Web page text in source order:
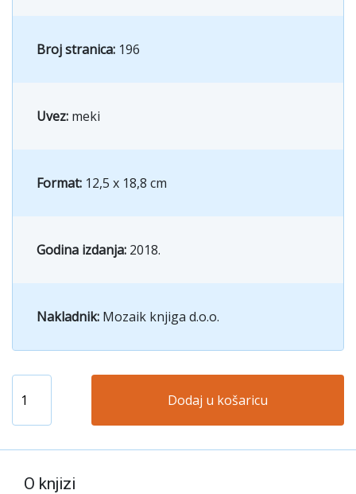
Broj stranica: 196
Uvez: meki
Format: 12,5 x 18,8 cm
Godina izdanja: 2018.
Nakladnik: Mozaik knjiga d.o.o.
Dodaj u košaricu
O knjizi